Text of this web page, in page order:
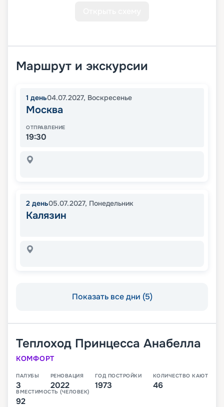
Маршрут и экскурсии
1 день04.07.2027, Воскресенье
Москва
ОТПРАВЛЕНИЕ
19:30
2 день05.07.2027, Понедельник
Калязин
Показать все дни (5)
Теплоход Принцесса Анабелла
КОМФОРТ
ПАЛУБЫ
3
РЕНОВАЦИЯ
2022
ГОД ПОСТРОЙКИ
1973
КОЛИЧЕСТВО КАЮТ
46
ВМЕСТИМОСТЬ (ЧЕЛОВЕК)
92